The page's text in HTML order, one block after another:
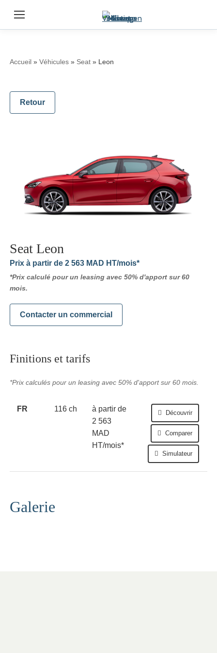
Accueil » Véhicules » Seat » Leon
Retour
Seat Leon
Prix à partir de 2 563 MAD HT/mois*
*Prix calculé pour un leasing avec 50% d'apport sur 60
mois.
Contacter un commercial
Finitions et tarifs
*Prix calculés pour un leasing avec 50% d'apport sur 60 mois.
FR 116 ch
à partir de
2 563
MAD
HT/mois*
Découvrir
Comparer
Simulateur
Galerie